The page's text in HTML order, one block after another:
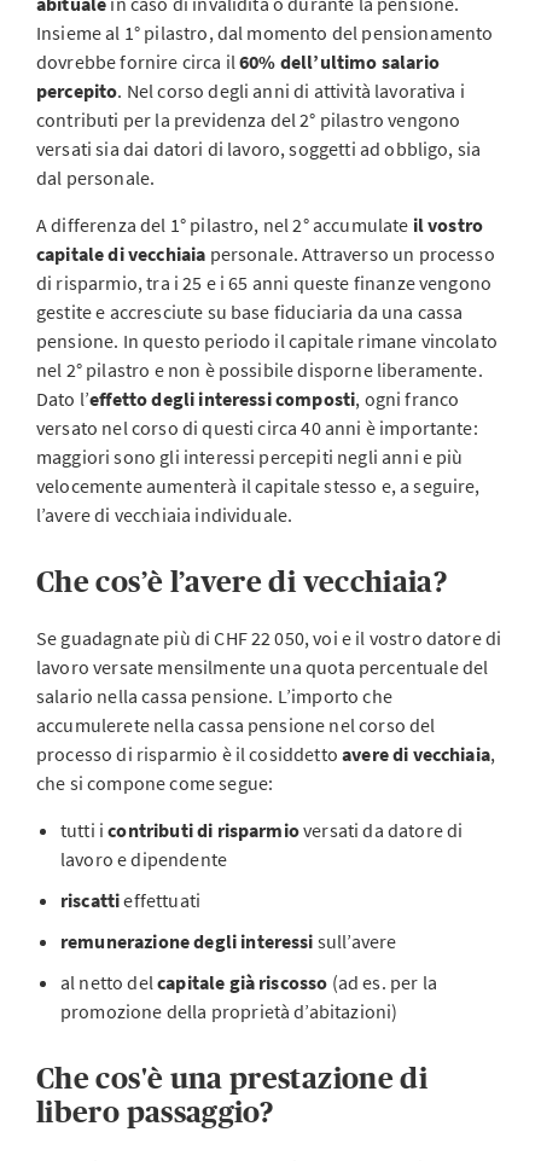
Insieme al 1° pilastro, dal momento del pensionamento
dovrebbe fornire circa il60% dell’ultimo salario
percepito. Nel corso degli anni di attività lavorativa i
contributi per la previdenza del 2° pilastro vengono
versati sia dai datori di lavoro, soggetti ad obbligo, sia
dal personale.
A differenza del 1° pilastro, nel 2° accumulate il vostro
capitale di vecchiaia personale. Attraverso un processo
di risparmio, tra i 25 e i 65 anni queste finanze vengono
gestite e accresciute su base fiduciaria da una cassa
pensione. In questo periodo il capitale rimane vincolato
nel 2° pilastro e non è possibile disporne liberamente.
Dato l’effetto degli interessi composti, ogni franco
versato nel corso di questi circa 40 anni è importante:
maggiori sono gli interessi percepiti negli anni e più
velocemente aumenterà il capitale stesso e, a seguire,
l’avere di vecchiaia individuale.
Che cos’è l’avere di vecchiaia?
Se guadagnate più di CHF 22 050, voi e il vostro datore di
lavoro versate mensilmente una quota percentuale del
salario nella cassa pensione. L’importo che
accumulerete nella cassa pensione nel corso del
processo di risparmio è il cosiddettoavere di vecchiaia,
che si compone come segue:
tutti icontributi di risparmioversati da datore di
lavoro e dipendente
riscattieffettuati
remunerazione degli interessi sull’avere
al netto delcapitale già riscosso (ad es. per la
promozione della proprietà d’abitazioni)
Che cos'è una prestazione di
libero passaggio?